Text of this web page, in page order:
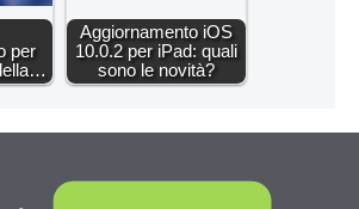
per
Aggiornamento iOS
10.0.2 per iPad: quali
sono le novità?